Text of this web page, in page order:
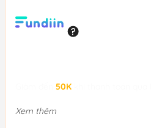
50K
Xem thêm